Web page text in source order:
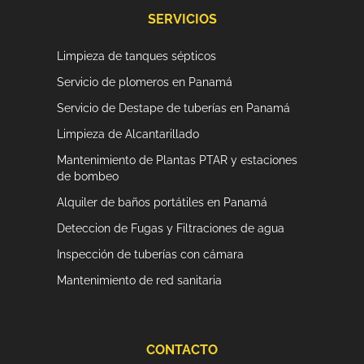
b
o
-
a
r
m
SERVICIOS
Limpieza de tanques sépticos
Servicio de plomeros en Panamá
Servicio de Destape de tuberías en Panamá
Limpieza de Alcantarillado
Mantenimiento de Plantas PTAR y estaciones
de bombeo
Alquiler de baños portátiles en Panamá
Deteccion de Fugas y Filtraciones de agua
Inspección de tuberías con cámara
Mantenimiento de red sanitaria
CONTACTO